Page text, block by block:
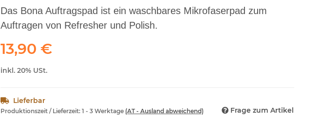
Das Bona Auftragspad ist ein waschbares Mikrofaserpad zum
Auftragen von Refresher und Polish.
13,90 €
inkl. 20% USt.
Lieferbar
Produktionszeit / Lieferzeit: 1 - 3 Werktage (AT - Ausland abweichend) Frage zum Artikel